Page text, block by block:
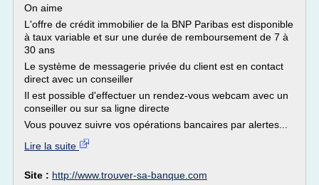
On aime
L'offre de crédit immobilier de la BNP Paribas est disponible
à taux variable et sur une durée de remboursement de 7 à
30 ans
Le système de messagerie privée du client est en contact
direct avec un conseiller
Il est possible d'effectuer un rendez-vous webcam avec un
conseiller ou sur sa ligne directe
Vous pouvez suivre vos opérations bancaires par alertes...
Lire la suite
Site : http://www.trouver-sa-banque.com